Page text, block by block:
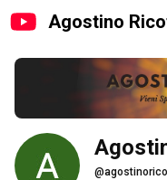
Agostino